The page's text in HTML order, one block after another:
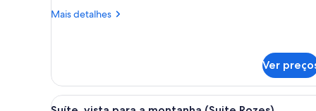
Mais detalhes
Mais
Ver
Carrega
Um quarto moderno com
8